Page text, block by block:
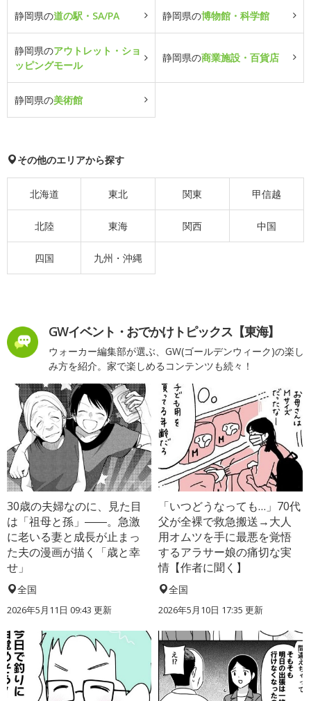
静岡県の道の駅・SA/PA 静岡県の博物館・科学館
静岡県のアウトレット・ショ
ッピングモール
静岡県の商業施設・百貨店
静岡県の美術館
その他のエリアから探す
北海道 東北 関東 甲信越
北陸 東海 関西 中国
四国 九州・沖縄
GWイベント・おでかけトピックス【東海】
ウォーカー編集部が選ぶ、GW(ゴールデンウィーク)の楽し
み方を紹介。家で楽しめるコンテンツも続々！
30歳の夫婦なのに、見た目
は「祖母と孫」――。急激
に老いる妻と成長が止まっ
た夫の漫画が描く「歳と幸
せ」
全国
2026年5月11日 09:43 更新
「いつどうなっても…」70代
父が全裸で救急搬送→大人
用オムツを手に最悪を覚悟
するアラサー娘の痛切な実
情【作者に聞く】
全国
2026年5月10日 17:35 更新